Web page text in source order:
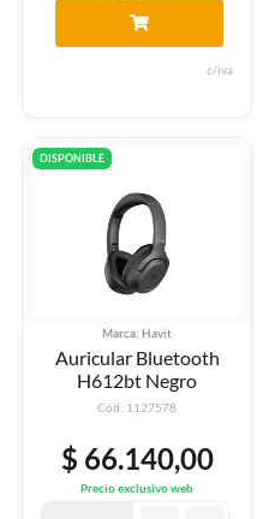
c/iva
DISPONIBLE
Marca: Havit
Auricular Bluetooth
H612bt Negro
Cód: 1127578
$ 66.140,00
Precio exclusivo web